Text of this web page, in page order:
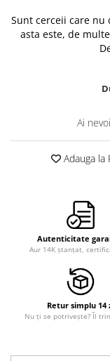
Sunt cerceii care nu
asta este, de
Ai
Adauga la
Autenticitate
Aur 14K ștanțat,
Retur simplu 14
Nu ți se potrivește? Îl